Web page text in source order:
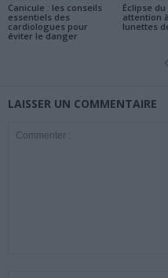
Canicule : les conseils
essentiels des
cardiologues pour
éviter le danger
Éclipse du
attention
lunettes
LAISSER UN COMMENTAIRE